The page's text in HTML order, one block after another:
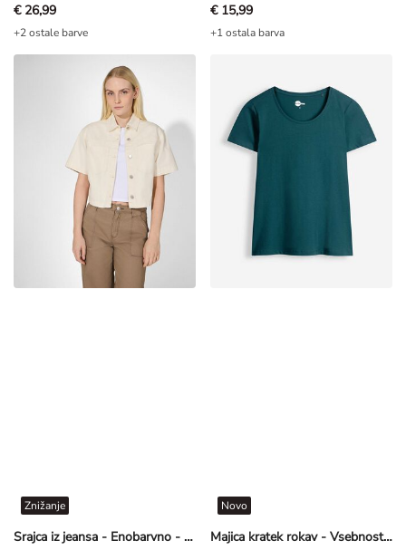
€ 26,99
+2 ostale barve
€ 15,99
+1 ostala barva
Srajca iz jeansa - Enobarvno - belo
Znižanje
Majica kratek rokav - Vsebnost streča - svetlo modra
Novo